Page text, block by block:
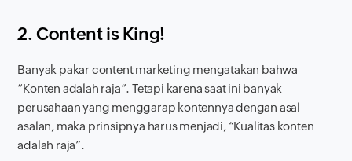
2.Content is King!
Banyak pakar content marketing mengatakan bahwa
“Konten adalah raja”. Tetapi karena saat ini banyak
perusahaan yang menggarap kontennya dengan asal-
asalan, maka prinsipnya harus menjadi, “Kualitas konten
adalah raja”.